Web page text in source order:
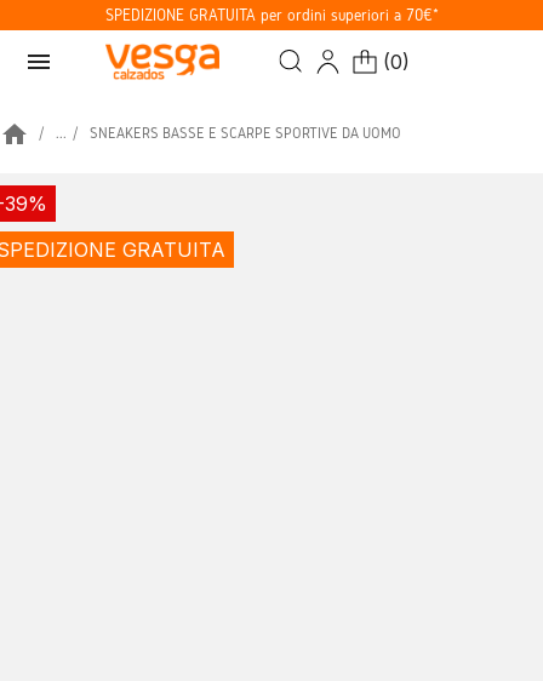
SPEDIZIONE GRATUITA per ordini superiori a 70€*
menu (0)
home ... SNEAKERS BASSE E SCARPE SPORTIVE DA UOMO
GRATUITA